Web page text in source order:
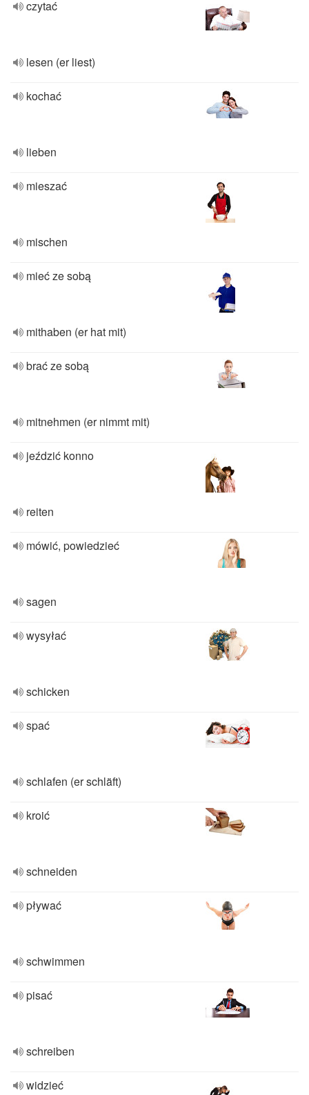
czytać
lesen (er liest)
kochać
lieben
mieszać
mischen
mieć ze sobą
mithaben (er hat mit)
brać ze sobą
mitnehmen (er nimmt mit)
jeździć konno
reiten
mówić, powiedzieć
sagen
wysyłać
schicken
spać
schlafen (er schläft)
kroić
schneiden
pływać
schwimmen
pisać
schreiben
widzieć